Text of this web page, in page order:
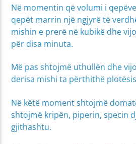
Në momentin që volumi i
qepët marrin një ngjyrë të
mishin e prerë në kubikë dhe
për disa minuta.
Më pas shtojmë uthullën dhe
derisa mishi ta përthithë
Në këtë moment shtojmë
shtojmë kripën, piperin, specin
gjithashtu.